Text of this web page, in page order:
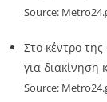
Source:
Στο κέντρο
για διακίνηση
Source: